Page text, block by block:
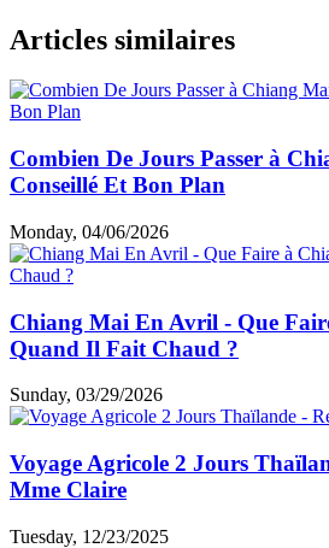
Articles similaires
Combien De Jours Passer à
Conseillé Et Bon Plan
Monday, 04/06/2026
Chiang Mai En Avril - Que
Quand Il Fait Chaud ?
Sunday, 03/29/2026
Voyage Agricole 2 Jours
Mme Claire
Tuesday, 12/23/2025